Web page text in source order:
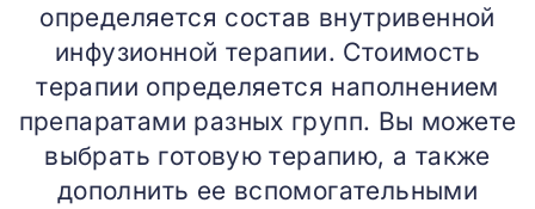
определяется состав внутривенной
инфузионной терапии. Стоимость
терапии определяется наполнением
препаратами разных групп. Вы можете
выбрать готовую терапию, а также
дополнить ее вспомогательными